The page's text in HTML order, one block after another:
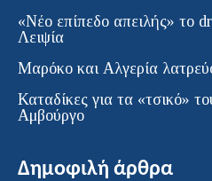
«Νέο επίπεδο απειλής» το
Λειψία
Μαρόκο και Αλγερία
Καταδίκες για τα «τσικό»
Αμβούργο
Δημοφιλή άρθρα